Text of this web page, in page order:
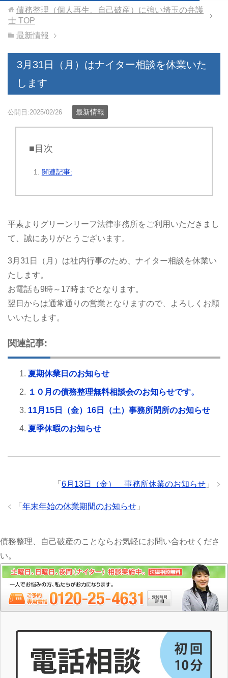
債務整理（個人再生、自己破産）に強い埼玉の弁護
士 TOP
最新情報
3月31日（月）はナイター相談を休業いた
します
公開日:2025/02/26 最新情報
■目次
関連記事:
平素よりグリーンリーフ法律事務所をご利用いただきまし
て、誠にありがとうございます。
3月31日（月）は社内行事のため、ナイター相談を休業い
たします。
お電話も9時～17時までとなります。
翌日からは通常通りの営業となりますので、よろしくお願
いいたします。
関連記事:
夏期休業日のお知らせ
１０月の債務整理無料相談会のお知らせです。
11月15日（金）16日（土）事務所閉所のお知らせ
夏季休暇のお知らせ
「 6月13日（金） 事務所休業のお知らせ 」
「 年末年始の休業期間のお知らせ 」
債務整理、自己破産のことならお気軽にお問い合わせくださ
い。